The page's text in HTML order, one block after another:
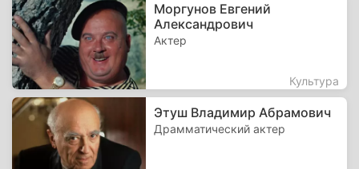
Моргунов Евгений
Александрович
Актер
Культура
Этуш Владимир Абрамович
Драмматический актер